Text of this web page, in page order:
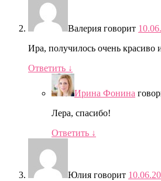
Валерия говорит
Ира, получилось очень красиво
Ответить ↓
Ирина Фонина
Лера, спасибо!
Ответить ↓
Юлия говорит